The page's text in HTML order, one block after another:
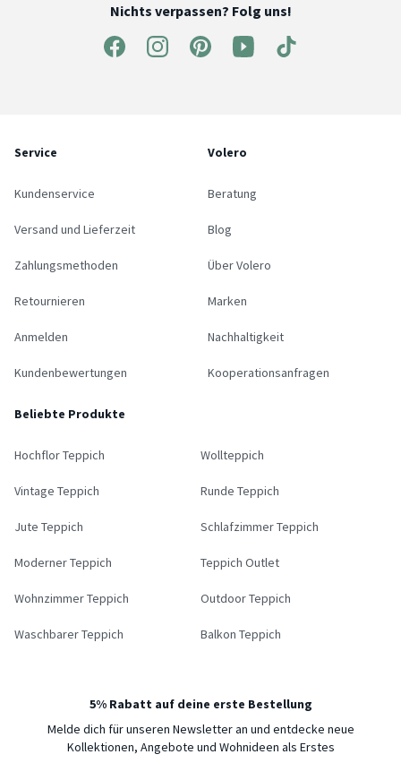
Nichts verpassen? Folg uns!
Service
Kundenservice
Versand und Lieferzeit
Zahlungsmethoden
Retournieren
Anmelden
Kundenbewertungen
Volero
Beratung
Blog
Über Volero
Marken
Nachhaltigkeit
Kooperationsanfragen
Beliebte Produkte
Hochflor Teppich Wollteppich
Vintage Teppich Runde Teppich
Jute Teppich Schlafzimmer Teppich
Moderner Teppich Teppich Outlet
Wohnzimmer Teppich Outdoor Teppich
Waschbarer Teppich Balkon Teppich
5% Rabatt auf deine erste Bestellung
Melde dich für unseren Newsletter an und entdecke neue
Kollektionen, Angebote und Wohnideen als Erstes